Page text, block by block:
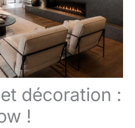
décoration :
!